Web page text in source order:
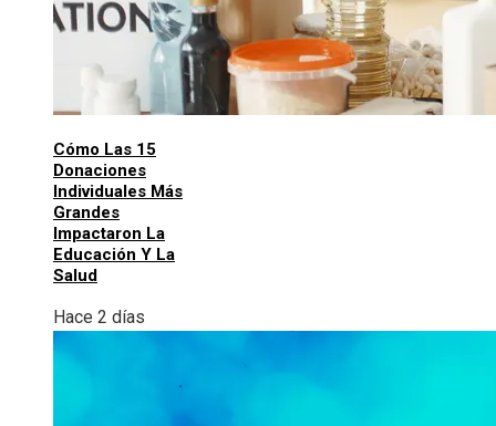
Cómo Las 15
Donaciones
Individuales Más
Grandes
Impactaron La
Educación Y La
Salud
Hace 2 días